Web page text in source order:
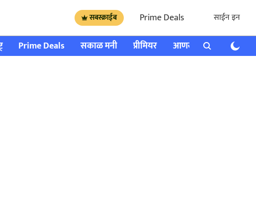
सबस्क्राईब Prime Deals साईन इन
Prime Deals सकाळ मनी प्रीमियर आणखी राशी भविष्य